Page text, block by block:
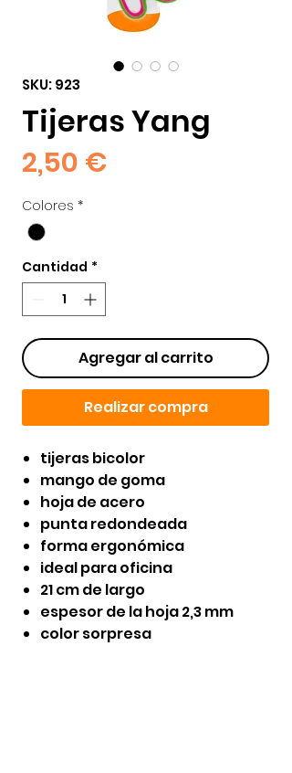
SKU: 923
Tijeras Yang
2,50 €
Colores *
Cantidad *
Agregar al carrito
Realizar compra
tijeras bicolor
mango de goma
hoja de acero
punta redondeada
forma ergonómica
ideal para oficina
21 cm de largo
espesor de la hoja 2,3 mm
color sorpresa